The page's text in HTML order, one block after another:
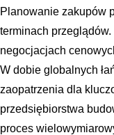
Planowanie zakupów
terminach
negocjacjach
W dobie globalnych
zaopatrzenia dla
przedsiębiorstwa
proces